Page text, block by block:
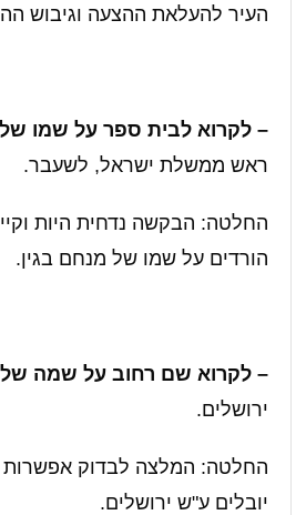
העיר להעלאת ההצעה וגיבוש
– לקרוא לבית ספר על שמו
ראש ממשלת ישראל, לשעבר.
החלטה: הבקשה נדחית היות
הורדים על שמו של מנחם בגין.
– לקרוא שם רחוב על שמה של
ירושלים.
החלטה: המלצה לבדוק אפשרות
יובלים ע"ש ירושלים.